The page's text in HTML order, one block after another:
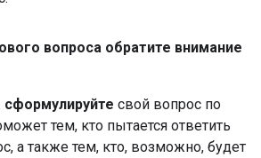
вопроса обратите внимание
свой вопрос по
тем, кто пытается ответить
а также тем, кто, возможно, будет